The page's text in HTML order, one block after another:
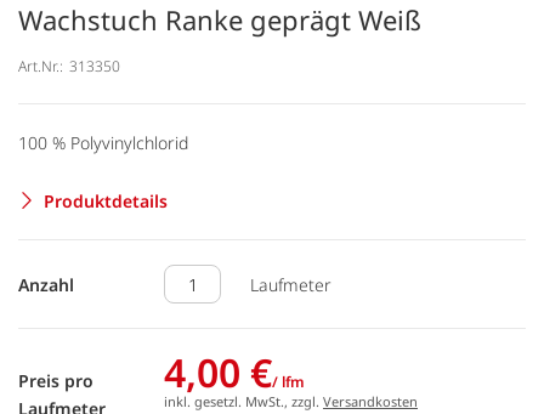
Wachstuch Ranke geprägt Weiß
Art.Nr.: 313350
100 % Polyvinylchlorid
Produktdetails
Anzahl Laufmeter
Preis pro
Laufmeter
4,00 €/ lfm
inkl. gesetzl. MwSt., zzgl. Versandkosten